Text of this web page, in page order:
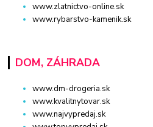
www.zlatnictvo-online.sk
www.rybarstvo-kamenik.sk
DOM, ZÁHRADA
www.dm-drogeria.sk
www.kvalitnytovar.sk
www.najvypredaj.sk